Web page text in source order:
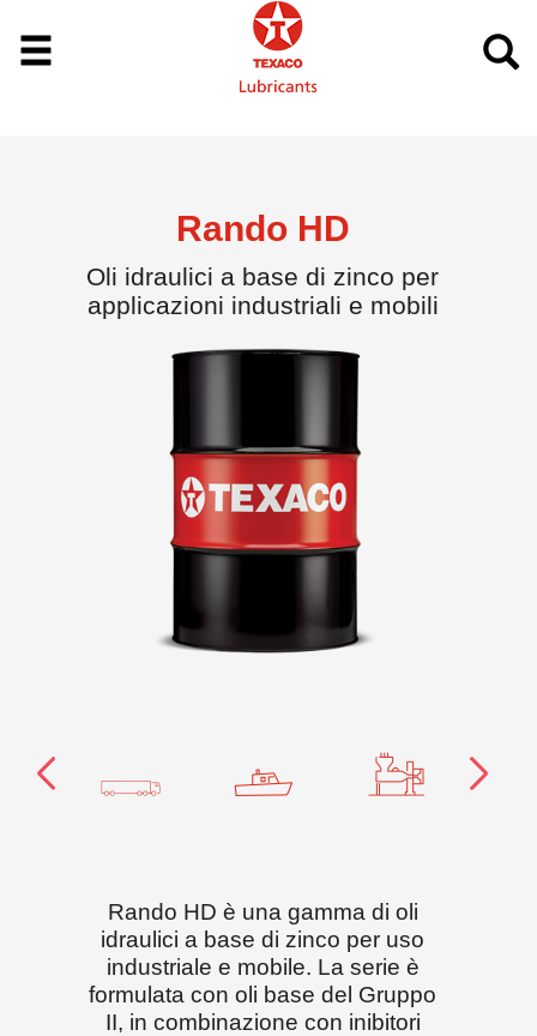
Rando HD
Oli idraulici a base di zinco per
applicazioni industriali e mobili
Rando HD è una gamma di oli
idraulici a base di zinco per uso
industriale e mobile. La serie è
formulata con oli base del Gruppo
II, in combinazione con inibitori